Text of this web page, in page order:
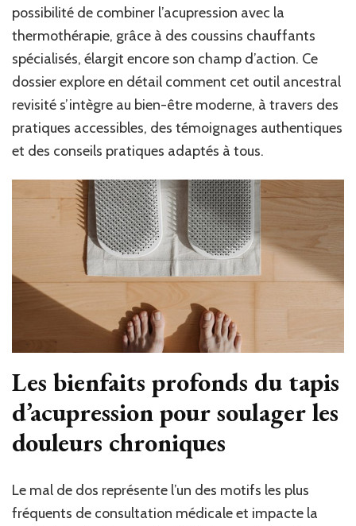
possibilité de combiner l’acupression avec la
thermothérapie, grâce à des coussins chauffants
spécialisés, élargit encore son champ d’action. Ce
dossier explore en détail comment cet outil ancestral
revisité s’intègre au bien-être moderne, à travers des
pratiques accessibles, des témoignages authentiques
et des conseils pratiques adaptés à tous.
Les bienfaits profonds du tapis
d’acupression pour soulager les
douleurs chroniques
Le mal de dos représente l’un des motifs les plus
fréquents de consultation médicale et impacte la